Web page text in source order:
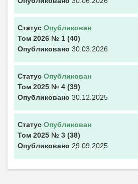
Статус Опубликован
Том 2026 № 1 (40)
Опубликовано 30.03.2026
Статус Опубликован
Том 2025 № 4 (39)
Опубликовано 30.12.2025
Статус Опубликован
Том 2025 № 3 (38)
Опубликовано 29.09.2025